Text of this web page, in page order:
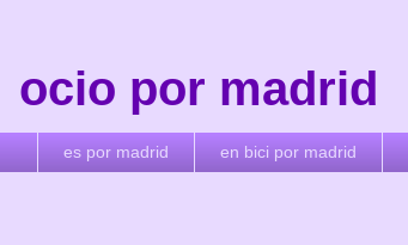
ocio por madrid
es por madrid en bici por madrid